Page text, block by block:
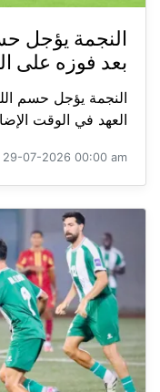
النجمة يؤجل
بعد فوزه على
النجمة يؤجل حسم
العهد في الوقت الإضافي 2-1، في
29-07-2026 00:00 am